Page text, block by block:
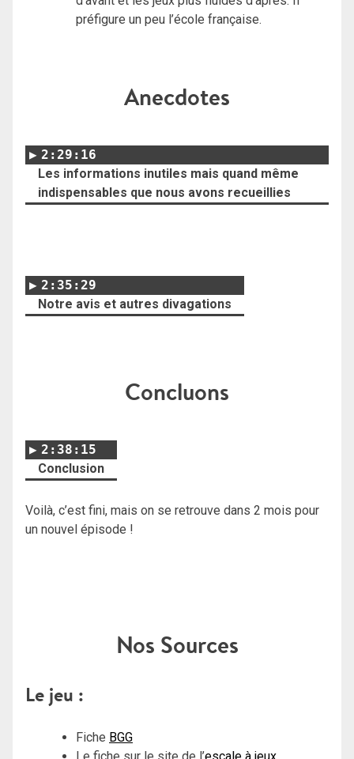
préfigure un peu l’école française.
Anecdotes
2:29:16
Les informations inutiles mais quand même
indispensables que nous avons recueillies
2:35:29
Notre avis et autres divagations
Concluons
2:38:15
Conclusion
Voilà, c’est fini, mais on se retrouve dans 2 mois pour
un nouvel épisode !
Nos Sources
Le jeu :
Fiche BGG
Le fiche sur le site de l’escale à jeux